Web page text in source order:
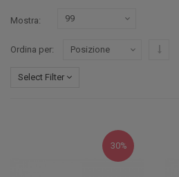
Mostra
Ordina per
Select Filter
30%